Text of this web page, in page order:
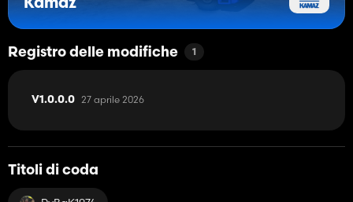
Kamaz
Registro delle modifiche 1
V1.0.0.0 27 aprile 2026
Titoli di coda